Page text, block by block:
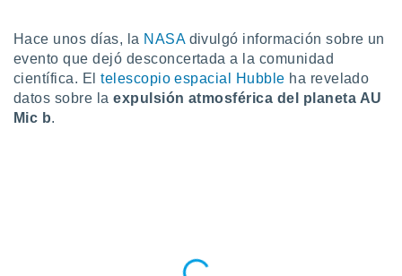
en
más
nuestra
y
Hace unos días, la NASAdivulgó información sobre un
evento que dejó desconcertada a la comunidad
científica. Eltelescopio espacial Hubble ha revelado
datos sobre laexpulsión atmosférica del planeta AU
Mic b.